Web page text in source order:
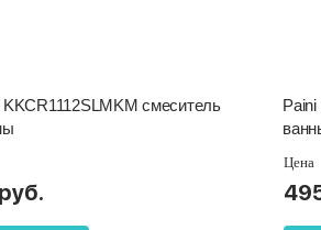
KKCR1112SLMKM смеситель
Цена